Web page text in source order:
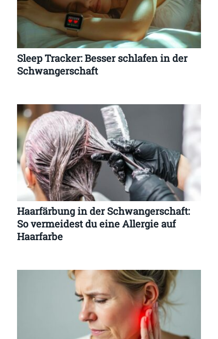
Sleep Tracker: Besser schlafen in der
Schwangerschaft
Haarfärbung in der Schwangerschaft:
So vermeidest du eine Allergie auf
Haarfarbe